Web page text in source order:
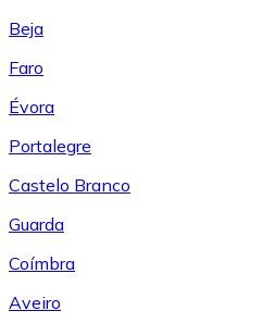
Beja
Faro
Évora
Portalegre
Castelo Branco
Guarda
Coímbra
Aveiro